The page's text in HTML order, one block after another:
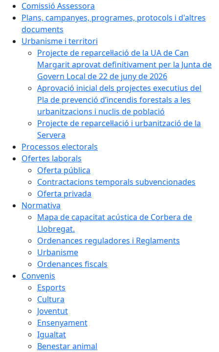
Comissió Assessora
Plans, campanyes, programes, protocols i d'altres
documents
Urbanisme i territori
Projecte de reparcel·lació de la UA de Can
Margarit aprovat definitivament per la Junta de
Govern Local de 22 de juny de 2026
Aprovació inicial dels projectes executius del
Pla de prevenció d’incendis forestals a les
urbanitzacions i nuclis de població
Projecte de reparcel·lació i urbanització de la
Servera
Processos electorals
Ofertes laborals
Oferta pública
Contractacions temporals subvencionades
Oferta privada
Normativa
Mapa de capacitat acústica de Corbera de
Llobregat.
Ordenances reguladores i Reglaments
Urbanisme
Ordenances fiscals
Convenis
Esports
Cultura
Joventut
Ensenyament
Igualtat
Benestar animal